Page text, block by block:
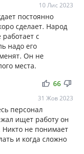
10 Лис 2023
постоянно
сделает. Народ
с
надо его
Он не
места.
thumb_up thumb_down
66
31 Жов 2023
персонал
ищет работу он
Никто не понимает
и когда сложно